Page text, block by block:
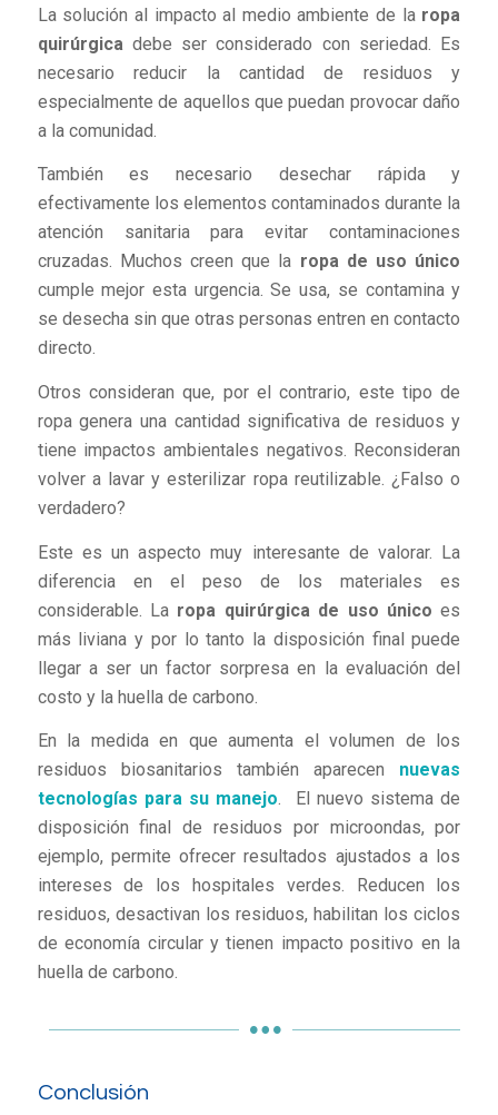
La solución al impacto al medio ambiente de la ropa
quirúrgicadebe ser considerado con seriedad. Es
necesario reducir la cantidad de residuos y
especialmente de aquellos que puedan provocar daño
a la comunidad.
También es necesario desechar rápida y
efectivamente los elementos contaminados durante la
atención sanitaria para evitar contaminaciones
cruzadas. Muchos creen que la ropa de uso único
cumple mejor esta urgencia. Se usa, se contamina y
se desecha sin que otras personas entren en contacto
directo.
Otros consideran que, por el contrario, este tipo de
ropa genera una cantidad significativa de residuos y
tiene impactos ambientales negativos. Reconsideran
volver a lavar y esterilizar ropa reutilizable. ¿Falso o
verdadero?
Este es un aspecto muy interesante de valorar. La
diferencia en el peso de los materiales es
considerable. La ropa quirúrgica de uso único es
más liviana y por lo tanto la disposición final puede
llegar a ser un factor sorpresa en la evaluación del
costo y la huella de carbono.
En la medida en que aumenta el volumen de los
residuos biosanitarios también aparecen nuevas
tecnologías para su manejo. El nuevo sistema de
disposición final de residuos por microondas, por
ejemplo, permite ofrecer resultados ajustados a los
intereses de los hospitales verdes. Reducen los
residuos, desactivan los residuos, habilitan los ciclos
de economía circular y tienen impacto positivo en la
huella de carbono.
Conclusión